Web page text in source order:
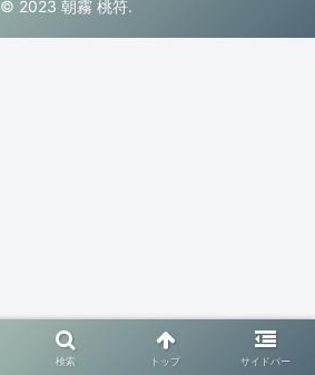
© 2023 朝霧 桃符.
検索 トップ サイドバー